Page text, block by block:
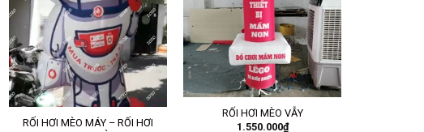
RỐI HƠI MÈO MÁY – RỐI HƠI
RỐI HƠI MÈO VẪY
1.550.000₫